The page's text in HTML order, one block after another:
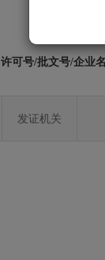
许可号/批文号/企业
发证机关